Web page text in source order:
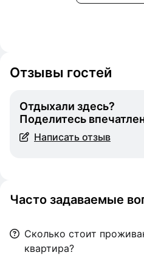
Отзывы гостей
Отдыхали здесь?
Поделитесь
Написать отзыв
Часто задаваемые
Сколько стоит
квартира?